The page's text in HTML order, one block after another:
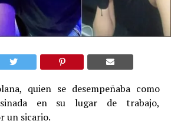
quien se desempeñaba como
en su lugar de trabajo,
un sicario.